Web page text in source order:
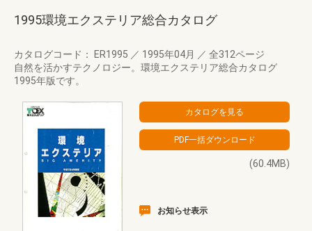
1995環境エクステリア総合カタログ
カタログコード： ER1995 ／ 1995年04月 ／ 全312ページ
自然を活かすテクノロジー。環境エクステリア総合カタログ
1995年版です。
(60.4MB)
お知らせ表示